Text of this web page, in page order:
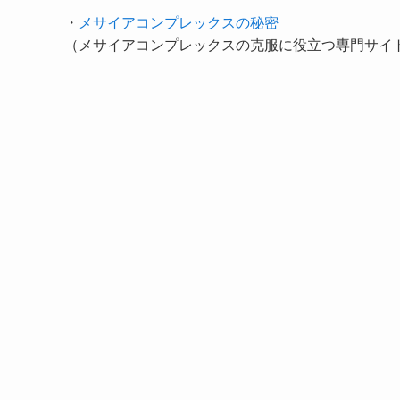
・ メサイアコンプレックスの秘密
（メサイアコンプレックスの克服に役立つ専門サイ